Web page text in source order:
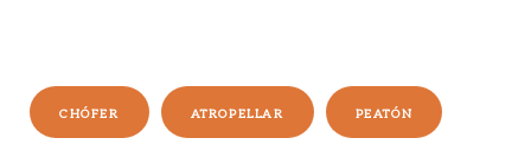
CHÓFER ATROPELLAR PEATÓN